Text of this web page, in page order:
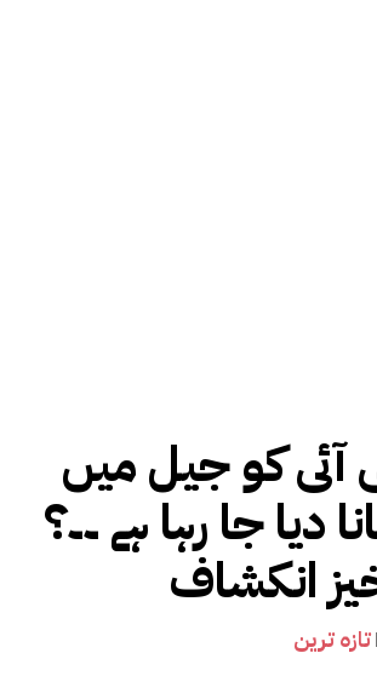
آئی کو جیل میں
دیا جا رہا ہے ۔۔؟
انکشاف
تازہ ترین